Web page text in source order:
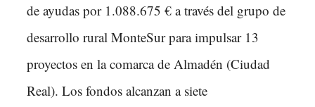
de ayudas por 1.088.675 € a través del grupo de
desarrollo rural MonteSur para impulsar 13
proyectos en la comarca de Almadén (Ciudad
Real). Los fondos alcanzan a siete